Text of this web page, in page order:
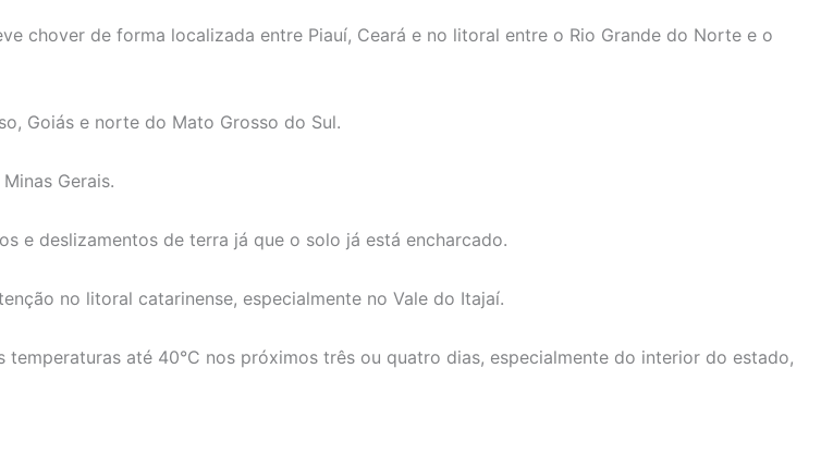
chover de forma localizada entre Piauí, Ceará e no litoral entre o Rio Grande do Norte e o
Goiás e norte do Mato Grosso do Sul.
Gerais.
e deslizamentos de terra já que o solo já está encharcado.
no litoral catarinense, especialmente no Vale do Itajaí.
até 40°C nos próximos três ou quatro dias, especialmente do interior do estado,